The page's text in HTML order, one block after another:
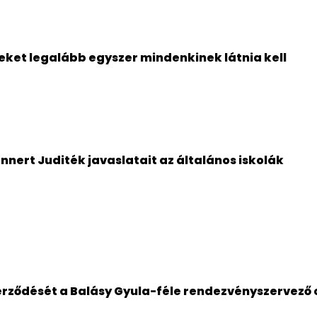
legalább egyszer mindenkinek látnia kell
Juditék javaslatait az általános iskolák
a Balásy Gyula-féle rendezvényszervező